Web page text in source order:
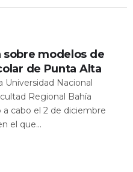
modelos de
de Punta Alta
Universidad Nacional
Regional Bahía
a cabo el 2 de diciembre
el que...